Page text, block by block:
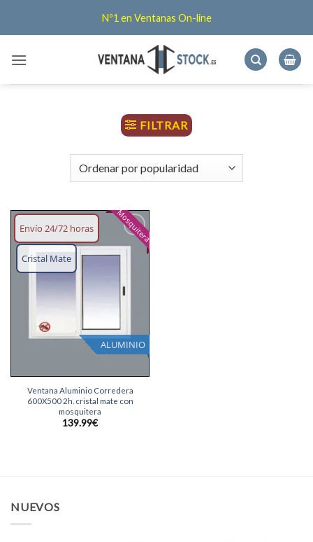
Nº1 en Ventanas On-line
FILTRAR
Envío 24/72 horas
ALUMINIO
Cristal Mate
Mosquitera
Añadir
Ventana Aluminio Corredera
600X500 2h. cristal mate con
mosquitera
139.99€
NUEVOS